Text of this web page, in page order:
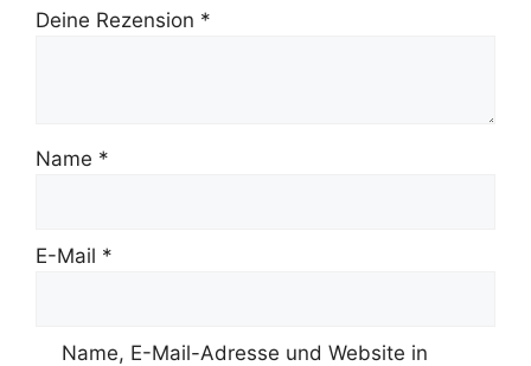
Deine Rezension *
Name *
E-Mail *
Name, E-Mail-Adresse und Website in